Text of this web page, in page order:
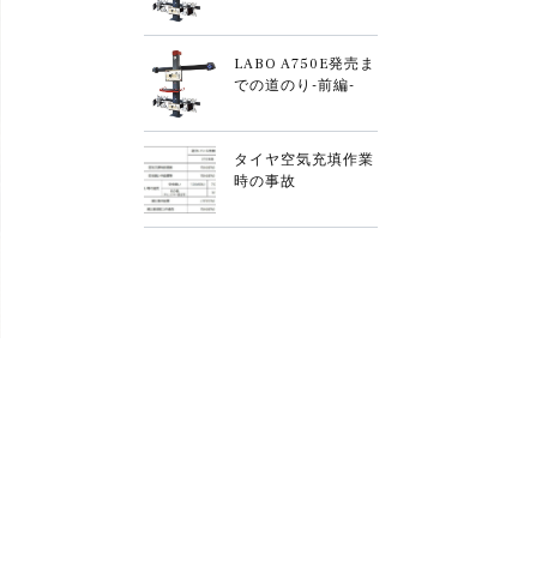
LABO A750E発売ま
での道のり-前編-
タイヤ空気充填作業
時の事故